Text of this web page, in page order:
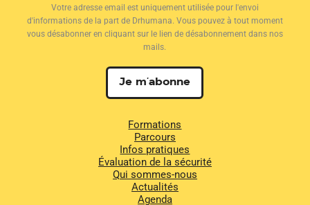
Votre adresse email est uniquement utilisée pour l'envoi
d'informations de la part de Drhumana. Vous pouvez à tout moment
vous désabonner en cliquant sur le lien de désabonnement dans nos
mails.
Formations
Parcours
Infos pratiques
Évaluation de la sécurité
Qui sommes-nous
Actualités
Agenda